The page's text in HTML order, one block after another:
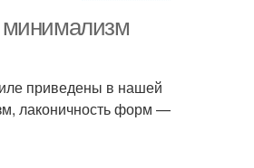
минимализм
приведены в нашей
лаконичность форм —